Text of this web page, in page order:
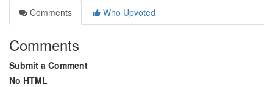
Comments
Who Upvoted
Comments
Submit a Comment
No HTML